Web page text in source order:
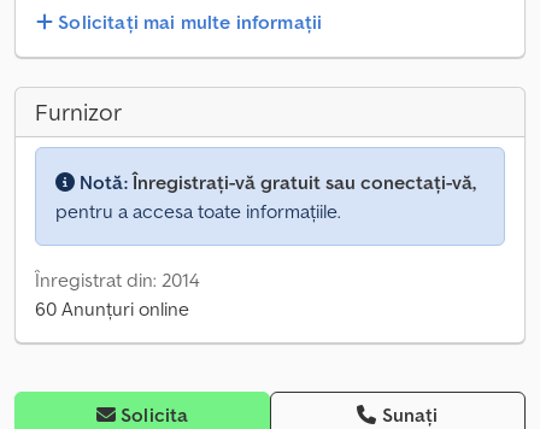
Solicitați mai multe informații
Furnizor
Notă:Înregistrați-vă gratuit sau conectați-vă,
pentru a accesa toate informațiile.
Înregistrat din: 2014
60 Anunțuri online
Solicita Sunați